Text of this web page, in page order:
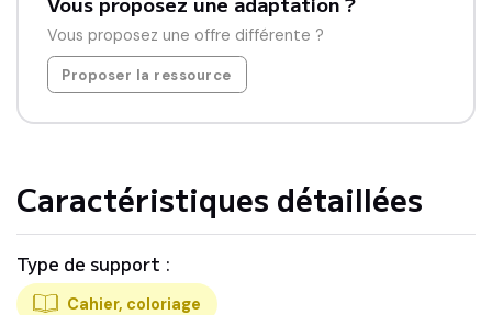
Vous proposez une offre différente ?
Proposer la ressource
Caractéristiques détaillées
Type de support :
Cahier, coloriage